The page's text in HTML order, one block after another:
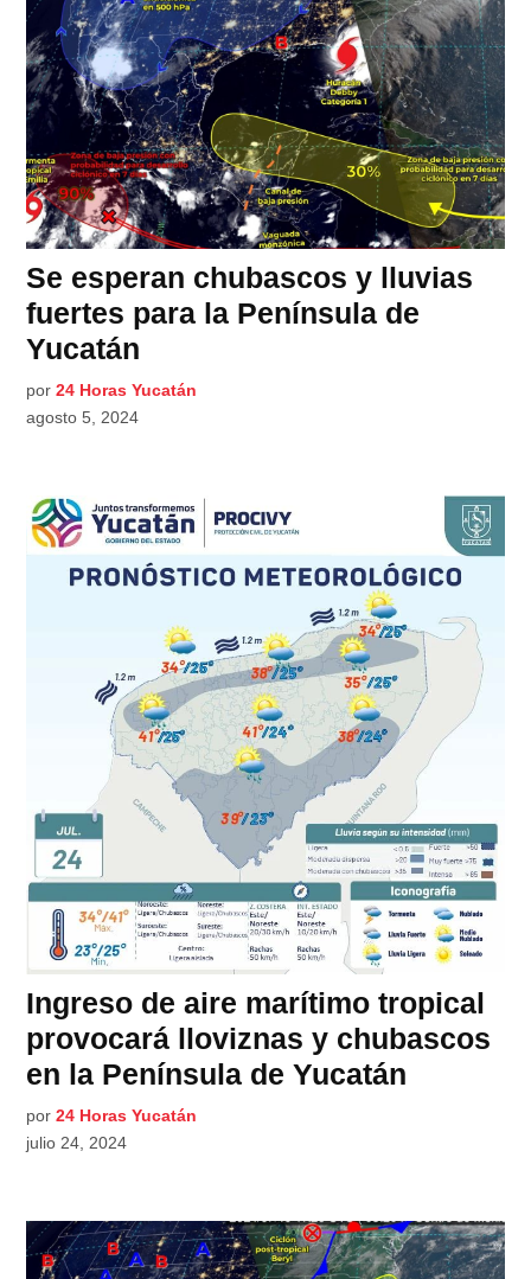
Se esperan chubascos y lluvias
fuertes para la Península de
Yucatán
por 24 Horas Yucatán
agosto 5, 2024
Ingreso de aire marítimo tropical
provocará lloviznas y chubascos
en la Península de Yucatán
por 24 Horas Yucatán
julio 24, 2024